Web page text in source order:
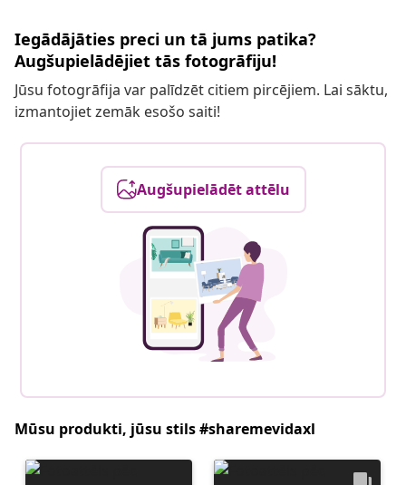
Iegādājāties preci un tā jums patika?
Augšupielādējiet tās fotogrāfiju!
Jūsu fotogrāfija var palīdzēt citiem pircējiem. Lai sāktu,
izmantojiet zemāk esošo saiti!
Augšupielādēt attēlu
Mūsu produkti, jūsu stils #sharemevidaxl